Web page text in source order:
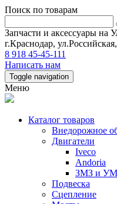
Поиск по товарам
Запчасти и аксессуары на
г.Краснодар,
8 918 45-45-111
Написать нам
Toggle navigation
Меню
Каталог товаров
Внедорожное
Двигатели
Iveco
Andoria
ЗМЗ и
Подвеска
Сцепление